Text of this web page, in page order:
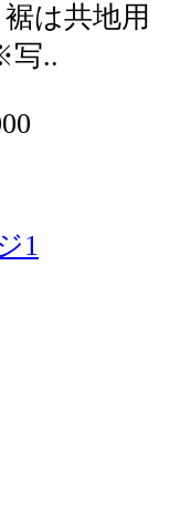
は共地用
写..
1